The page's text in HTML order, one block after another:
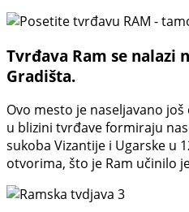
Tvrđava Ram se nalazi
Gradišta.
Ovo mesto je naseljavano
u blizini tvrđave formiraju
sukoba Vizantije i Ugarske u
otvorima, što je Ram učinilo